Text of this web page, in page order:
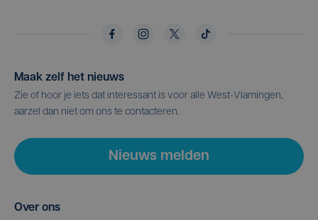
Maak zelf het nieuws
Zie of hoor je iets dat interessant is voor alle West-Vlamingen,
aarzel dan niet om ons te contacteren.
Nieuws melden
Over ons